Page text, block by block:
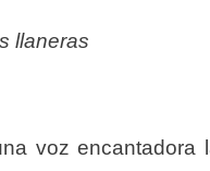
llaneras
voz encantadora